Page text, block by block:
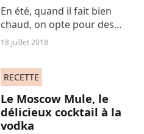
En été, quand il fait bien
chaud, on opte pour des
desserts et des friandises
bien fraîches. Les glaces sont
évidemment l'alternative
idéale pour déguster des
fruits ou du chocolat....
18 juillet 2018
RECETTE
Le Moscow Mule, le
délicieux cocktail à la
vodka